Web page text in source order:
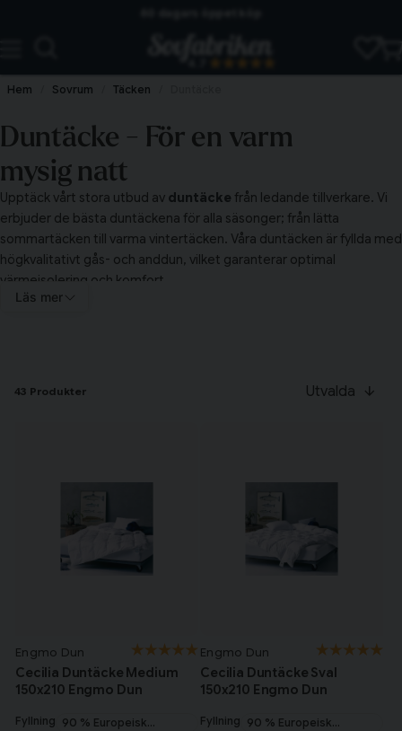
Hem Sovrum Täcken
Duntäcke - För en varm
mysig natt
Upptäck vårt stora utbud av duntäcke från ledande tillverkare. Vi
erbjuder de bästa duntäckena för alla säsonger; från lätta
sommartäcken till varma vintertäcken. Våra duntäcken är fyllda med
högkvalitativt gås- och anddun, vilket garanterar optimal
värmeisolering och komfort.
Läs mer
43 Produkter Utvalda
Engmo Dun
Cecilia Duntäcke Medium
150x210 Engmo Dun
Fyllning 90 % Europeisk
Engmo Dun
Cecilia Duntäcke Sval
150x210 Engmo Dun
Fyllning 90 % Europeisk